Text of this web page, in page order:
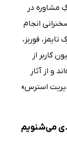
مشاوره در
همکاری می‌کرد. تاد دوت بیش از 1000 سخنرانی انجام
فوربز،
شده‌اند. بیش از 30 میلیون کاربر از
و از آثار
استرس»
می‌شنویم